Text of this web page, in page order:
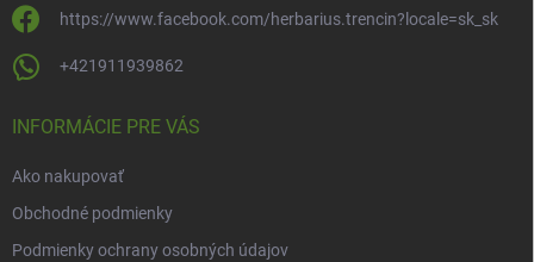
https://www.facebook.com/herbarius.trencin?locale=sk_sk
+421911939862
INFORMÁCIE PRE VÁS
Ako nakupovať
Obchodné podmienky
Podmienky ochrany osobných údajov